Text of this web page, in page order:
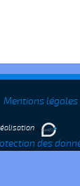
Mentions légales
des